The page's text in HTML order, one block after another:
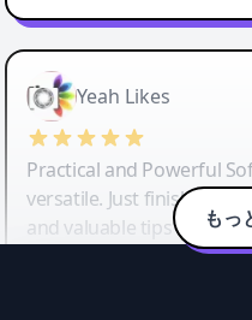
Yeah Likes
Practical and Powerful
versatile. Just finished
and valuable tips andもっ